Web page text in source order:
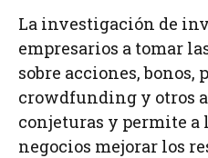
La investigación de
empresarios a tomar
sobre acciones, bonos,
crowdfunding y otros
conjeturas y permite a
negocios mejorar los